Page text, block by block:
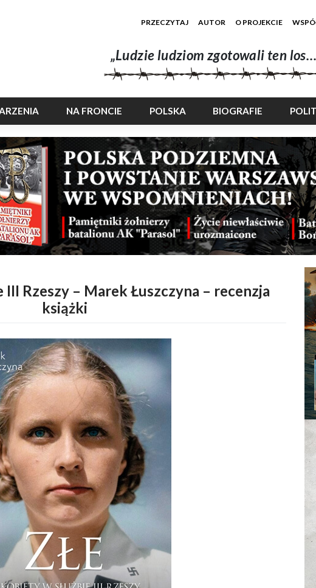
PRZECZYTAJ AUTOR O PROJEKCIE
„Ludzie ludziom zgotowali ten
NA FRONCIE POLSKA BIOGRAFIE
III Rzeszy – Marek Łuszczyna – recenzja
książki